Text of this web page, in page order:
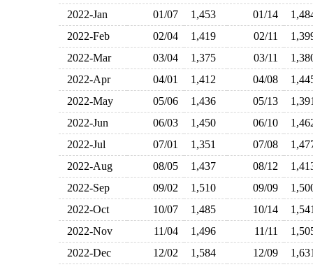
2022-Jan 01/07 1,453 01/14
2022-Feb
02/04 1,419 02/11
2022-Mar
03/04 1,375 03/11
2022-Apr
04/01 1,412 04/08
2022-May
05/06 1,436 05/13
2022-Jun
06/03 1,450 06/10
2022-Jul
07/01 1,351 07/08
2022-Aug
08/05 1,437 08/12
2022-Sep
09/02 1,510 09/09
2022-Oct
10/07 1,485 10/14
2022-Nov
11/04 1,496 11/11
2022-Dec
12/02 1,584 12/09